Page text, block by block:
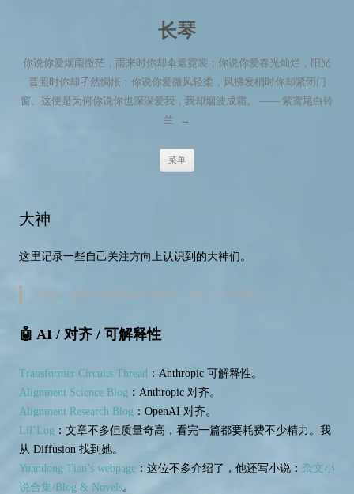
长琴
你说你爱烟雨微茫，雨来时你却伞遮霓裳；你说你爱春光灿烂，阳光
普照时你却孑然惆怅；你说你爱微风轻柔，风拂发梢时你却紧闭门
窗。这便是为何你说你也深深爱我，我却烟波成霜。 —— 紫鸢尾白铃
兰
→
菜单
大神
这里记录一些自己关注方向上认识到的大神们。
注意！大部分都是我认识他们，他们不认识我！
🤖 AI / 对齐 / 可解释性
Transformer Circuits Thread ：Anthropic 可解释性。
Alignment Science Blog ：Anthropic 对齐。
Alignment Research Blog ：OpenAI 对齐。
Lil’Log ：文章不多但质量奇高，看完一篇都要耗费不少精力。我
从 Diffusion 找到她。
Yuandong Tian’s webpage ：这位不多介绍了，他还写小说： 杂文小
说合集/Blog & Novels。